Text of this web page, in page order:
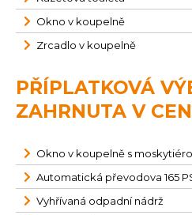
Okno v koupelně
Zrcadlo v koupelně
PŘÍPLATKOVÁ
ZAHRNUTA V
Okno v koupelně s
Automatická převodova 165
Vyhřívaná odpadní nádrž